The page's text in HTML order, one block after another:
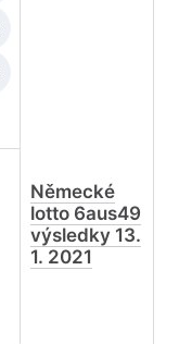
Německé
lotto 6aus49
výsledky 13.
1. 2021